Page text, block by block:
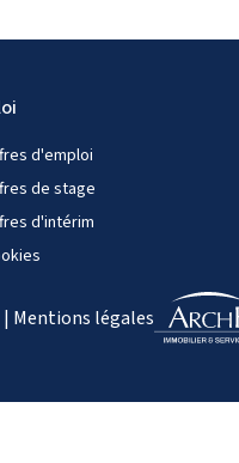
d'emploi
de stage
d'intérim
Mentions légales